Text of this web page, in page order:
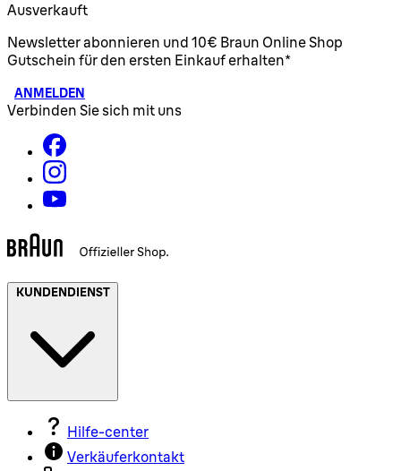
Ausverkauft
Newsletter abonnieren und 10€ Braun Online Shop
Gutschein für den ersten Einkauf erhalten*
ANMELDEN
Verbinden Sie sich mit uns
KUNDENDIENST
Hilfe-center
Verkäuferkontakt